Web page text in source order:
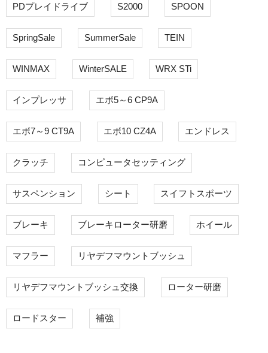
PDプレイドライブ S2000 SPOON
SpringSale SummerSale TEIN
WINMAX WinterSALE WRX STi
インプレッサ エボ5～6 CP9A
エボ7～9 CT9A エボ10 CZ4A エンドレス
クラッチ コンピュータセッティング
サスペンション シート スイフトスポーツ
ブレーキ ブレーキローター研磨 ホイール
マフラー リヤデフマウントブッシュ
リヤデフマウントブッシュ交換 ローター研磨
ロードスター 補強